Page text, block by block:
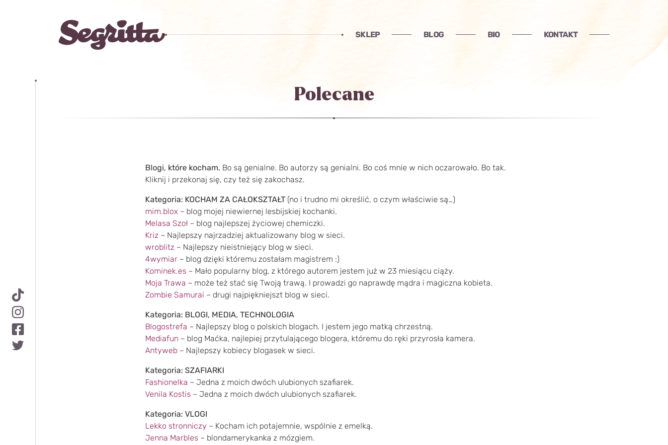
SKLEP BLOG BIO KONTAKT
Polecane
Blogi, które kocham. Bo są genialne. Bo autorzy są genialni. Bo coś mnie w nich oczarowało. Bo tak.
Kliknij i przekonaj się, czy też się zakochasz.
Kategoria: KOCHAM ZA CAŁOKSZTAŁT (no i trudno mi określić, o czym właściwie są…)
mim.blox – blog mojej niewiernej lesbijskiej kochanki.
Melasa Szoł – blog najlepszej życiowej chemiczki.
Kriz – Najlepszy najrzadziej aktualizowany blog w sieci.
wroblitz – Najlepszy nieistniejący blog w sieci.
4wymiar – blog dzięki któremu zostałam magistrem :)
Kominek.es – Mało popularny blog, z którego autorem jestem już w 23 miesiącu ciąży.
Moja Trawa – może też stać się Twoją trawą. I prowadzi go naprawdę mądra i magiczna kobieta.
Zombie Samurai – drugi najpiękniejszt blog w sieci.
Kategoria: BLOGI, MEDIA, TECHNOLOGIA
Blogostrefa – Najlepszy blog o polskich blogach. I jestem jego matką chrzestną.
Mediafun – blog Maćka, najlepiej przytulającego blogera, któremu do ręki przyrosła kamera.
Antyweb – Najlepszy kobiecy blogasek w sieci.
Kategoria: SZAFIARKI
Fashionelka – Jedna z moich dwóch ulubionych szafiarek.
Venila Kostis – Jedna z moich dwóch ulubionych szafiarek.
Kategoria: VLOGI
Lekko stronniczy – Kocham ich potajemnie, wspólnie z emelką.
Jenna Marbles – blondamerykanka z mózgiem.